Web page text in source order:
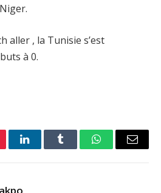
aller , la Tunisie s’est
à 0.
LinkedInTumblr WhatsAppEmail